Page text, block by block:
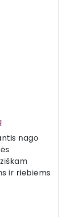
nago
ir riebiems